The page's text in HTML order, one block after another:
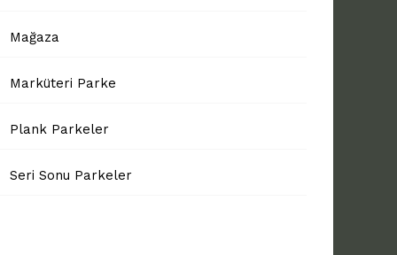
Mağaza
Marküteri Parke
Plank Parkeler
Seri Sonu Parkeler